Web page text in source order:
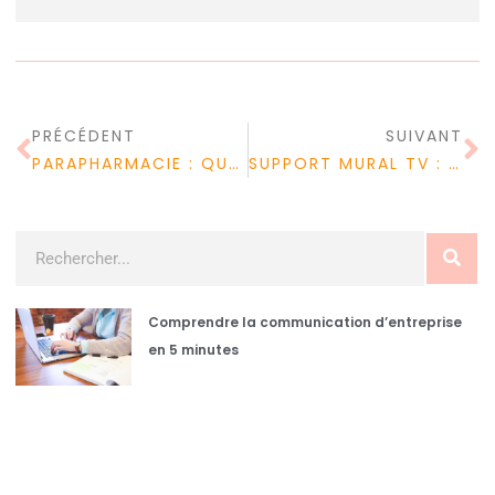
PRÉCÉDENT
PARAPHARMACIE : QUELS SONT LES TARIFS PRATIQUÉS ?
SUIVANT
SUPPORT MURAL TV : COMMENT CHOISIR LE SUPPORT TV IDÉAL ?
Comprendre la communication d’entreprise
en 5 minutes